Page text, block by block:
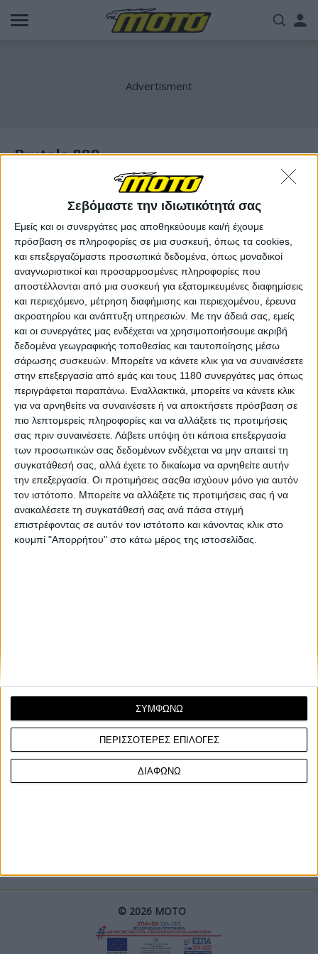
Σεβόμαστε την ιδιωτικότητά σας
Εμείς και οι συνεργάτες μας αποθηκεύουμε και/ή έχουμε
πρόσβαση σε πληροφορίες σε μια συσκευή, όπως τα cookies,
και επεξεργαζόμαστε προσωπικά δεδομένα, όπως μοναδικοί
αναγνωριστικοί και προσαρμοσμένες πληροφορίες που
αποστέλλονται από μια συσκευή για εξατομικευμένες διαφημίσεις
και περιεχόμενο, μέτρηση διαφήμισης και περιεχομένου, έρευνα
ακροατηρίου και ανάπτυξη υπηρεσιών. Με την άδειά σας, εμείς
και οι συνεργάτες μας ενδέχεται να χρησιμοποιήσουμε ακριβή
δεδομένα γεωγραφικής τοποθεσίας και ταυτοποίησης μέσω
σάρωσης συσκευών. Μπορείτε να κάνετε κλικ για να συναινέσετε
στην επεξεργασία από εμάς και τους 1180 συνεργάτες μας όπως
περιγράφεται παραπάνω. Εναλλακτικά, μπορείτε να κάνετε κλικ
για να αρνηθείτε να συναινέσετε ή να αποκτήσετε πρόσβαση σε
πιο λεπτομερείς πληροφορίες και να αλλάξετε τις προτιμήσεις
σας πριν συναινέσετε. Λάβετε υπόψη ότι κάποια επεξεργασία
των προσωπικών σας δεδομένων ενδέχεται να μην απαιτεί τη
συγκατάθεσή σας, αλλά έχετε το δικαίωμα να αρνηθείτε αυτήν
την επεξεργασία. Οι προτιμήσεις σαςθα ισχύουν μόνο για αυτόν
τον ιστότοπο. Μπορείτε να αλλάξετε τις προτιμήσεις σας ή να
ανακαλέσετε τη συγκατάθεσή σας ανά πάσα στιγμή
επιστρέφοντας σε αυτόν τον ιστότοπο και κάνοντας κλικ στο
κουμπί "Απορρήτου" στο κάτω μέρος της ιστοσελίδας.
ΠΕΡΙΣΣΟΤΕΡΕΣ ΕΠΙΛΟΓΕΣ
ΔΙΑΦΩΝΩ
ΣΥΜΦΩΝΩ
Παράκαμψη
προς
Brutale 800
Επικαιρότητα 29/4/2026
MV Agusta Brutale 800 – Το νέο χρώμα Nero
Carbonio είναι η premium πινελιά της βασικής
έκδοσης
Η βασική έκδοση της οικογένειας Brutale της MV Agusta είχε
ως τώρα διαθέσιμο ένα χρώμα, το κόκκινο (matt red), κάτι
που αλλάζει με την εισαγωγή ενός ακόμη χρωματισμού. Αυτός
ουσιαστικά αντιστρέφει...
Νέα Μοντέλα
MV Agusta Brutale 800 2026 - Euro 5+
προδιαγραφές για την "entry level" γυμνή
ΓΙΝΕ ΣΥΝΔΡΟΜΗΤΗΣ
© 2026 ΜΟΤΟ